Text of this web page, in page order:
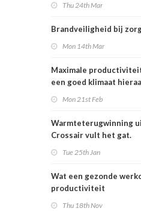
Thu 24th Mar
Brandveiligheid bij
Mon 14th Mar
Maximale
een goed klimaat
Mon 21st Feb
Warmteterugwinning
Crossair vult het gat.
Tue 25th Jan
Wat een gezonde
productiviteit
Thu 18th Nov